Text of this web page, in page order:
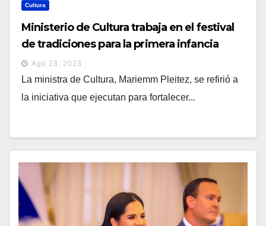
Cultura
Ministerio de Cultura trabaja en el festival
de tradiciones para la primera infancia
Ago 23, 2023
La ministra de Cultura, Mariemm Pleitez, se refirió a
la iniciativa que ejecutan para fortalecer...